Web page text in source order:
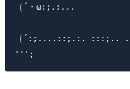
（´・ω:;.:...
（´:;....::;.:. :::;..